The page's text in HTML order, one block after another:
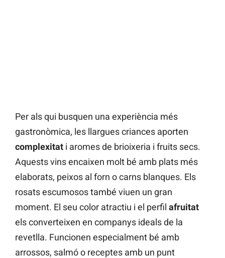
Per als qui busquen una experiència més
gastronòmica, les llargues criances aporten
complexitat i aromes de brioixeria i fruits secs.
Aquests vins encaixen molt bé amb plats més
elaborats, peixos al forn o carns blanques. Els
rosats escumosos també viuen un gran
moment. El seu color atractiu i el perfil afruitat
els converteixen en companys ideals de la
revetlla. Funcionen especialment bé amb
arrossos, salmó o receptes amb un punt